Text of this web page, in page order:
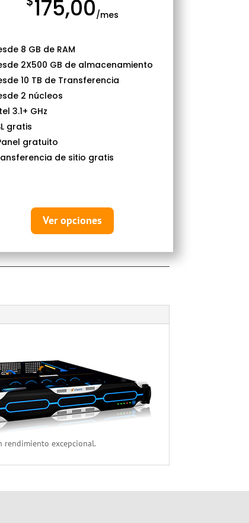
175,00/mes
8 GB de RAM
2X500 GB de almacenamiento
10 TB de Transferencia
2 núcleos
3.1+ GHz
gratis
gratuito
de sitio gratis
Ver opciones
excepcional.